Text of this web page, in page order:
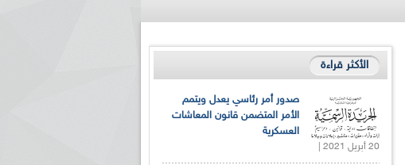
الأكثر قراءة
صدور أمر رئاسي يعدل ويتمم
الأمر المتضمن قانون المعاشات
العسكرية
20 أبريل 2021 |